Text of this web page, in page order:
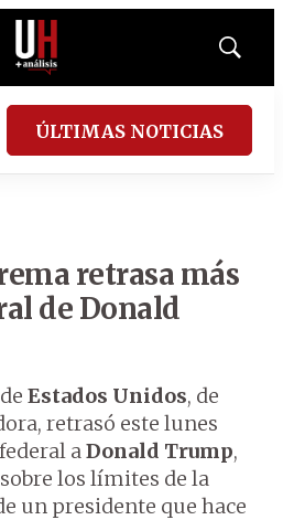
Mostrar
ÚLTIMAS NOTICIAS
retrasa más
de Donald
Estados Unidos, de
retrasó este lunes
aDonald Trump,
los límites de la
un presidente que hace